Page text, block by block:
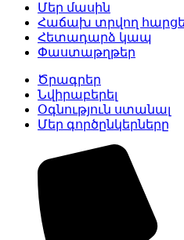
Մեր մասին
Հաճախ տրվող
Հետադարձ կապ
Փաստաթղթեր
Ծրագրեր
Նվիրաբերել
Օգնություն ստանալ
Մեր գործընկերները